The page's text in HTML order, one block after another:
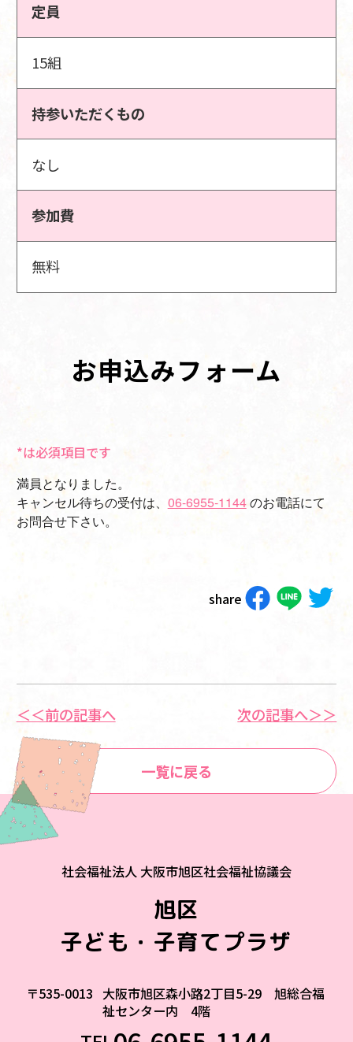
定員
15組
持参いただくもの
なし
参加費
無料
お申込みフォーム
*は必須項目です
満員となりました。
キャンセル待ちの受付は、 06-6955-1144のお電話にて
お問合せ下さい。
share
＜＜前の記事へ
一覧に戻る
次の記事へ＞＞
社会福祉法人 大阪市旭区社会福祉協議会
旭区
子ども・子育てプラザ
〒535-0013 大阪市旭区森小路2丁目5-29 旭総合福
祉センター内 4階